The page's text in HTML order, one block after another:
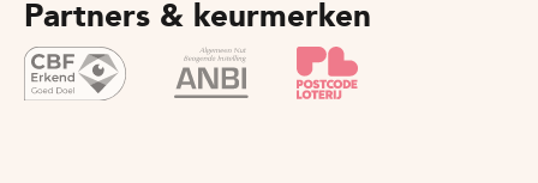
Partners & keurmerken